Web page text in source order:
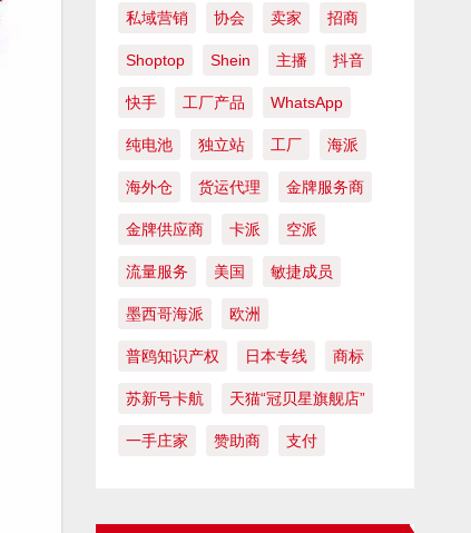
私域营销 协会 卖家 招商
Shoptop Shein 主播 抖音
快手 工厂产品 WhatsApp
纯电池 独立站 工厂 海派
海外仓 货运代理 金牌服务商
金牌供应商 卡派 空派
流量服务 美国 敏捷成员
墨西哥海派 欧洲
普鸥知识产权 日本专线 商标
苏新号卡航 天猫“冠贝星旗舰店”
一手庄家 赞助商 支付